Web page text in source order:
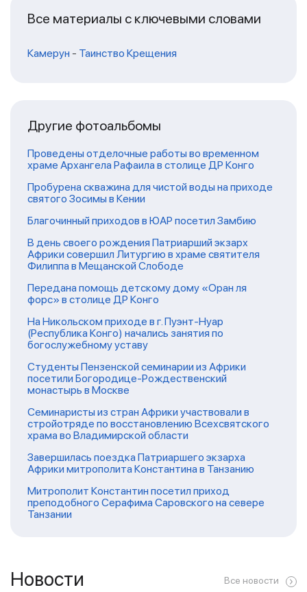
Все материалы с ключевыми словами
Камерун - Таинство Крещения
Другие фотоальбомы
Проведены отделочные работы во временном
храме Архангела Рафаила в столице ДР Конго
Пробурена скважина для чистой воды на приходе
святого Зосимы в Кении
Благочинный приходов в ЮАР посетил Замбию
В день своего рождения Патриарший экзарх
Африки совершил Литургию в храме святителя
Филиппа в Мещанской Слободе
Передана помощь детскому дому «Оран ля
форс» в столице ДР Конго
На Никольском приходе в г. Пуэнт-Нуар
(Республика Конго) начались занятия по
богослужебному уставу
Студенты Пензенской семинарии из Африки
посетили Богородице-Рождественский
монастырь в Москве
Семинаристы из стран Африки участвовали в
стройотряде по восстановлению Всехсвятского
храма во Владимирской области
Завершилась поездка Патриаршего экзарха
Африки митрополита Константина в Танзанию
Митрополит Константин посетил приход
преподобного Серафима Саровского на севере
Танзании
Новости Все новости